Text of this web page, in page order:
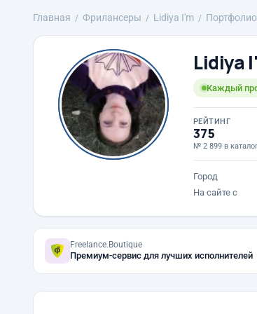
Главная Фрилансеры Lidiya I'm Портфолио
Lidiya
Каждый
РЕЙТИНГ
375
№ 2 899 в
Город
На сайте с
Freelance.Boutique
Премиум-сервис для лучших исполнителей